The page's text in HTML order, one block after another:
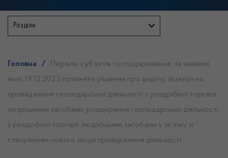
Розділи
Головна /
Перелік суб’єктів господарювання, за заявами
яких 19.12.2023 прийняте рішення про видачу ліцензії на
провадження господарської діяльності з роздрібної торгівлі
лікарськими засобами, розширення господарської діяльності
з роздрібної торгівлі лікарськими засобами у зв’язку зі
створенням нового місця провадження діяльності